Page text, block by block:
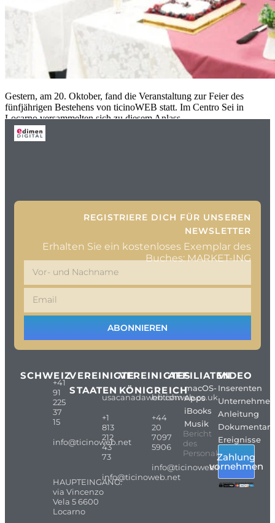
Gestern, am 20. Oktober, fand die Veranstaltung zur Feier des
fünfjährigen Bestehens von ticinoWEB statt. Im Centro Sei in
Locarno versammelten sich zu diesem Anlass
REGISTRIERE DICH FÜR UNSEREN
NEWSLETTER
Erhalten Sie ein kostenloses Exemplar des
Buches: MARKET-ING
ABONNIEREN
SCHWEIZ
+41
91
225
37
15
info@ticinoweb.net
HAUPTEINGANG:
via Vincenzo
Vela 5 6600
Locarno
VEREINIGTE
STAATEN
usacanadaweb.com
+1
813
212
43
73
info@ticinoweb.net
VEREINIGTES
KÖNIGREICH
britishweb.co.uk
+44
20
7097
5906
info@ticinoweb.net
AFFILIATEN
macOS-
Apps
iBooks
Musik
Bericht
des
Personals
VIDEO
Inserenten
Unternehmen
Anleitung
Ereignisse
Zahlung
vornehmen